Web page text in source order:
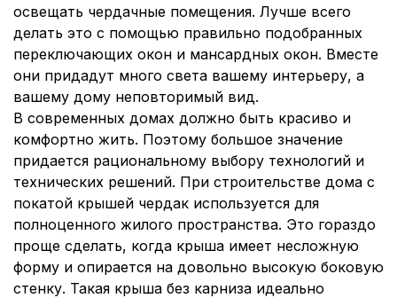
освещать чердачные помещения. Лучше всего
делать это с помощью правильно подобранных
переключающих окон и мансардных окон. Вместе
они придадут много света вашему интерьеру, а
вашему дому неповторимый вид.
В современных домах должно быть красиво и
комфортно жить. Поэтому большое значение
придается рациональному выбору технологий и
технических решений. При строительстве дома с
покатой крышей чердак используется для
полноценного жилого пространства. Это гораздо
проще сделать, когда крыша имеет несложную
форму и опирается на довольно высокую боковую
стенку. Такая крыша без карниза идеально